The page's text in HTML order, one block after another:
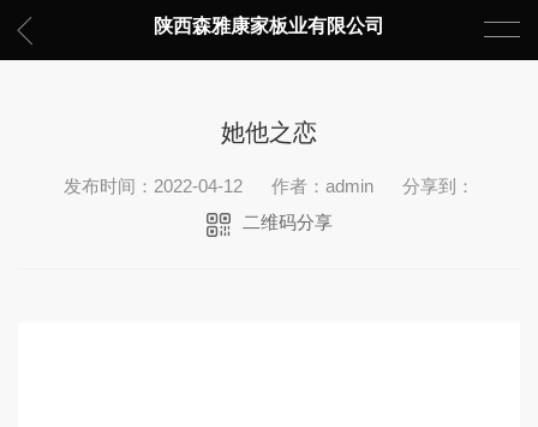
陕西森雅康家板业有限公司
她他之恋
发布时间：2022-04-12 作者：admin
分享到：
二维码分享